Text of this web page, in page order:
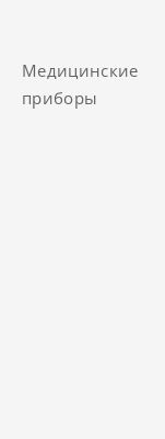
Медицинские
приборы